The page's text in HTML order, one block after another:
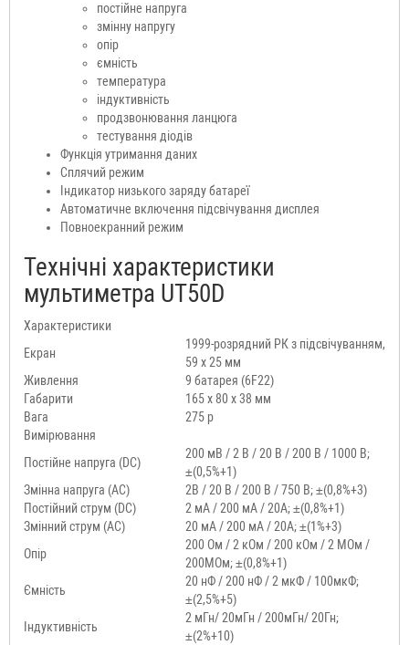
постійне напруга
змінну напругу
опір
ємність
температура
індуктивність
продзвонювання ланцюга
тестування діодів
Функція утримання даних
Сплячий режим
Індикатор низького заряду батареї
Автоматичне включення підсвічування дисплея
Повноекранний режим
Технічні характеристики
мультиметра UT50D
Характеристики
Екран
1999-розрядний РК з підсвічуванням,
59 x 25 мм
Живлення
9 батарея (6F22)
Габарити
165 x 80 x 38 мм
Вага
275 р
Вимірювання
Постійне напруга (DC)
200 мВ / 2 В / 20 В / 200 В / 1000 В;
±(0,5%+1)
Змінна напруга (AC)
2В / 20 В / 200 В / 750 В; ±(0,8%+3)
Постійний струм (DC)
2 мА / 200 мА / 20А; ±(0,8%+1)
Змінний струм (AC)
20 мА / 200 мА / 20А; ±(1%+3)
Опір
200 Ом / 2 кОм / 200 кОм / 2 МОм /
200МОм; ±(0,8%+1)
Ємність
20 нФ / 200 нФ / 2 мкФ / 100мкФ;
±(2,5%+5)
Індуктивність
2 мГн/ 20мГн / 200мГн/ 20Гн;
±(2%+10)